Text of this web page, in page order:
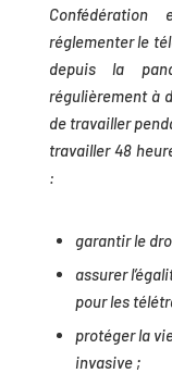
Confédération
réglementer le
depuis la
régulièrement à
de travailler
travailler 48
:
garantir le
assurer
pour les
protéger la
invasive ;